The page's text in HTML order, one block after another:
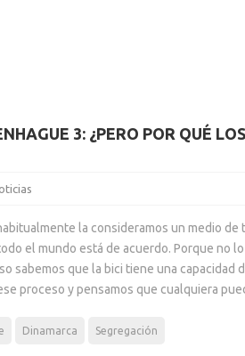
3: ¿PERO POR QUÉ
la consideramos un medio
el mundo está de acuerdo. Porque no
sabemos que la bici tiene una capacidad
proceso y pensamos que cualquiera
Dinamarca Segregación